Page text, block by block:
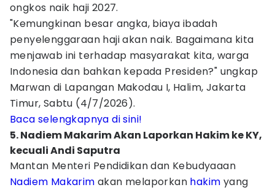
ongkos naik haji 2027.
"Kemungkinan besar angka, biaya ibadah
penyelenggaraan haji akan naik. Bagaimana kita
menjawab ini terhadap masyarakat kita, warga
Indonesia dan bahkan kepada Presiden?" ungkap
Marwan di Lapangan Makodau I, Halim, Jakarta
Timur, Sabtu (4/7/2026).
Baca selengkapnya di sini!
5. Nadiem Makarim Akan Laporkan Hakim ke KY,
kecuali Andi Saputra
Mantan Menteri Pendidikan dan Kebudyaaan
Nadiem Makarim akan melaporkan hakim yang